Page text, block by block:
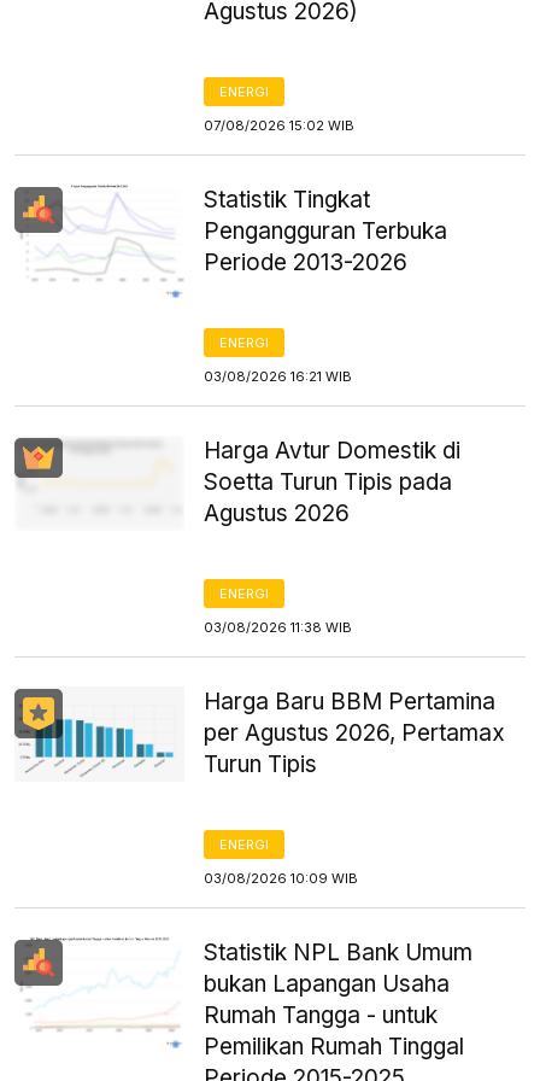
Agustus 2026)
ENERGI
07/08/2026 15:02 WIB
Statistik Tingkat
Pengangguran Terbuka
Periode 2013-2026
ENERGI
03/08/2026 16:21 WIB
Harga Avtur Domestik di
Soetta Turun Tipis pada
Agustus 2026
ENERGI
03/08/2026 11:38 WIB
Harga Baru BBM Pertamina
per Agustus 2026, Pertamax
Turun Tipis
ENERGI
03/08/2026 10:09 WIB
Statistik NPL Bank Umum
bukan Lapangan Usaha
Rumah Tangga - untuk
Pemilikan Rumah Tinggal